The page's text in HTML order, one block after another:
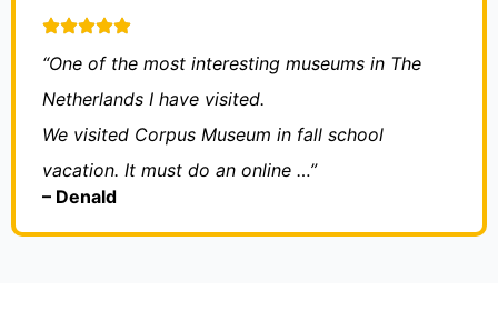
“One of the most interesting museums in The
Netherlands I have visited.
We visited Corpus Museum in fall school
vacation. It must do an online …”
– Denald